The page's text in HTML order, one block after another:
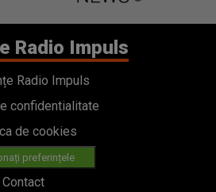
Radio Impuls
Radio Impuls
confidentialitate
de cookies
preferințele
Contact